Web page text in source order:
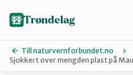
Trøndelag
Till naturvernforbundet.no
Sjokkert over mengden plast på